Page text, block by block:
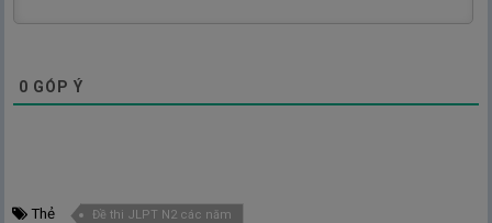
0 GÓP Ý
Thẻ Đề thi JLPT N2 các năm